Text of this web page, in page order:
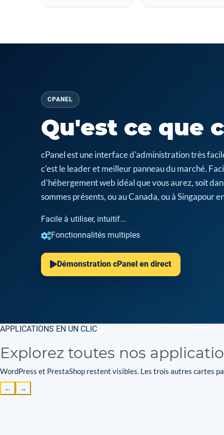
CPANEL
Qu'est ce que
cPanel est une interface d'administration très
c'est le leader et meilleur panneau du marché.
d'hébergement web idéal que vous aurez, soit
sommes présents, ou au Canada, ou à Singapour
Facile à utiliser, intuitif...
Fonctionnalités multiples
Démonstration cPanel en direct
APPLICATIONS EN UN CLIC
Explorez toutes nos
WordPress et PrestaShop restent visibles. Les trois autres cartes
← →